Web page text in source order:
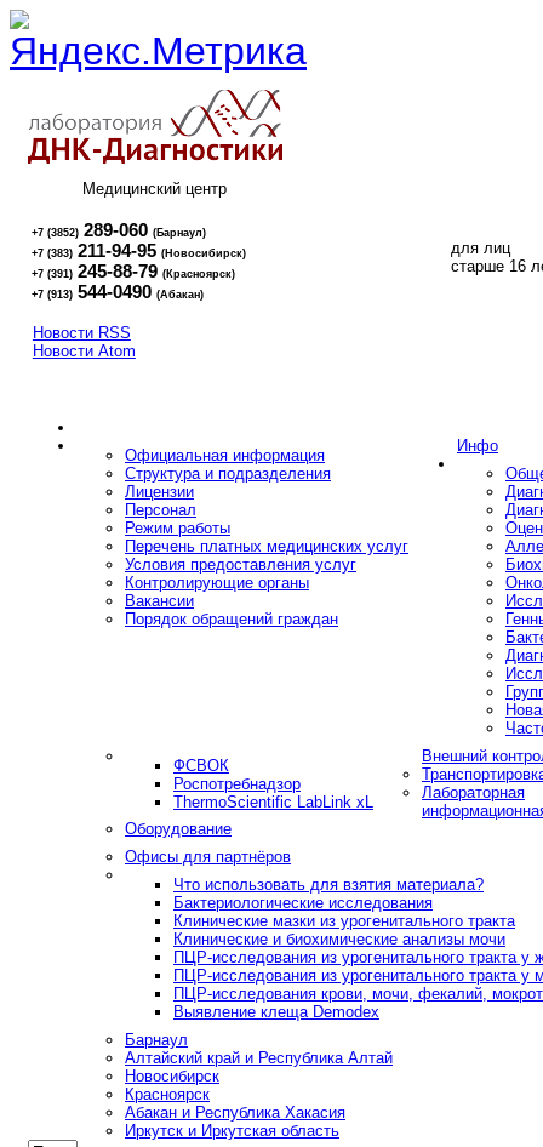
Медицинский центр
+7 (3852) 289-060 (Барнаул)
+7 (383) 211-94-95 (Новосибирск)
+7 (391) 245-88-79 (Красноярск)
+7 (913) 544-0490 (Абакан)
для лиц
старше 16
Новости RSS
Новости Atom
Инфо
Официальная информация
Структура и подразделения
Лицензии
Персонал
Режим работы
Перечень платных медицинских услуг
Условия предоставления услуг
Контролирующие органы
Вакансии
Порядок обращений граждан
Внешний
ФСВОК
Роспотребнадзор
ThermoScientific LabLink xL
Лабораторная
Оборудование
Офисы для партнёров
Что использовать для взятия материала?
Бактериологические исследования
Клинические мазки из урогенитального тракта
Клинические и биохимические анализы мочи
ПЦР-исследования из урогенитального тракта у
ПЦР-исследования из урогенитального тракта у
ПЦР-исследования крови, мочи, фекалий,
Выявление клеща Demodex
Барнаул
Алтайский край и Республика Алтай
Новосибирск
Красноярск
Абакан и Республика Хакасия
Иркутск и Иркутская область